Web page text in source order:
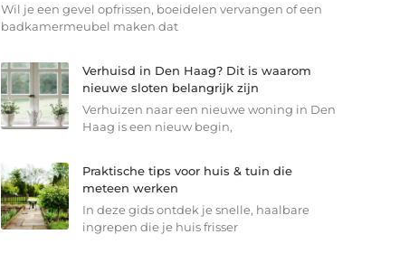
Wil je een gevel opfrissen, boeidelen vervangen of een
badkamermeubel maken dat
Verhuisd in Den Haag? Dit is waarom
nieuwe sloten belangrijk zijn
Verhuizen naar een nieuwe woning in Den
Haag is een nieuw begin,
Praktische tips voor huis & tuin die
meteen werken
In deze gids ontdek je snelle, haalbare
ingrepen die je huis frisser